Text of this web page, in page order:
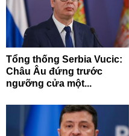
Tổng thống Serbia Vucic:
Châu Âu đứng trước
ngưỡng cửa một...